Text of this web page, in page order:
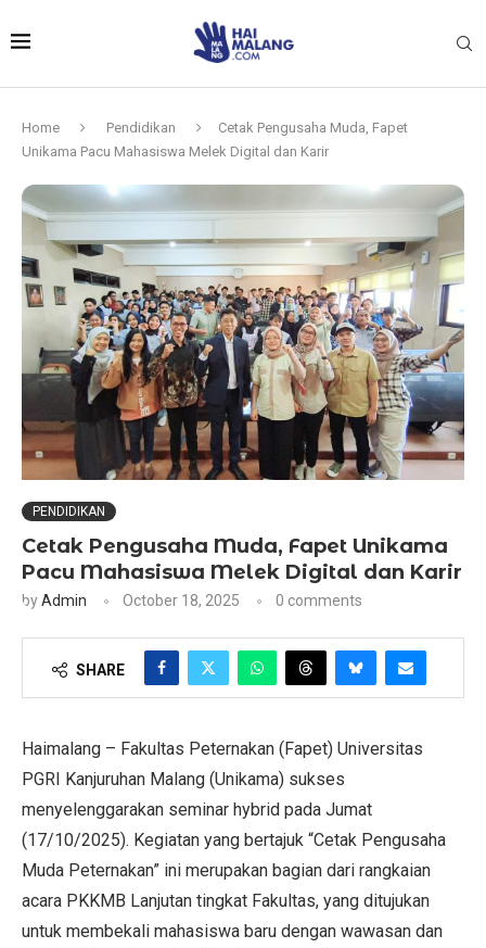
Home Pendidikan
Cetak Pengusaha Muda, Fapet
Unikama Pacu Mahasiswa Melek Digital dan Karir
PENDIDIKAN
Cetak Pengusaha Muda, Fapet Unikama
Pacu Mahasiswa Melek Digital dan Karir
byAdmin October 18, 2025 0 comments
SHARE
Haimalang – Fakultas Peternakan (Fapet) Universitas
PGRI Kanjuruhan Malang (Unikama) sukses
menyelenggarakan seminar hybrid pada Jumat
(17/10/2025). Kegiatan yang bertajuk “Cetak Pengusaha
Muda Peternakan” ini merupakan bagian dari rangkaian
acara PKKMB Lanjutan tingkat Fakultas, yang ditujukan
untuk membekali mahasiswa baru dengan wawasan dan